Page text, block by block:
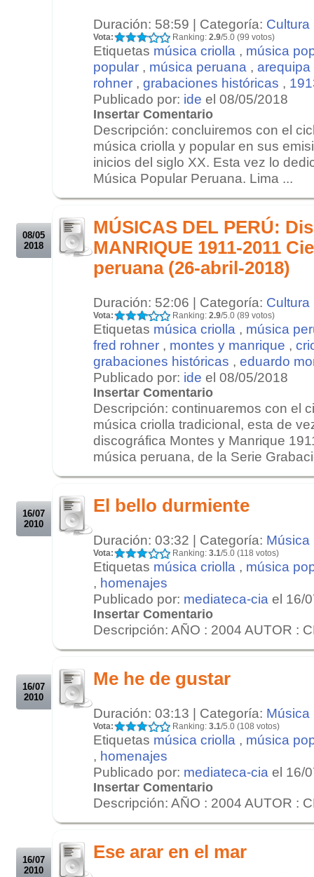
Duración: 58:59 | Categoría: Cultura
Vota: Ranking: 2.9/5.0 (99 votos)
Etiquetas música criolla , música
popular , música peruana , arequipa
rohner , grabaciones históricas ,
Publicado por: ide el 08/05/2018
Insertar Comentario
Descripción: concluiremos con el
música criolla y popular en sus
inicios del siglo XX. Esta vez lo
Música Popular Peruana. Lima ...
08/05
2018
MÚSICAS DEL PERÚ:
MANRIQUE 1911-2011
peruana (26-abril-2018)
Duración: 52:06 | Categoría: Cultura
Vota: Ranking: 2.9/5.0 (89 votos)
Etiquetas música criolla , música
fred rohner , montes y manrique ,
grabaciones históricas , eduardo
Publicado por: ide el 08/05/2018
Insertar Comentario
Descripción: continuaremos con el
música criolla tradicional, esta de
discográfica Montes y Manrique
música peruana, de la Serie
16/07
2010
El bello durmiente
Duración: 03:32 | Categoría: Música
Vota: Ranking: 3.1/5.0 (118 votos)
Etiquetas música criolla , música
, homenajes
Publicado por: mediateca-cia el 16/
Insertar Comentario
Descripción: AÑO : 2004 AUTOR :
16/07
2010
Me he de gustar
Duración: 03:13 | Categoría: Música
Vota: Ranking: 3.1/5.0 (108 votos)
Etiquetas música criolla , música
, homenajes
Publicado por: mediateca-cia el 16/
Insertar Comentario
Descripción: AÑO : 2004 AUTOR :
16/07
2010
Ese arar en el mar